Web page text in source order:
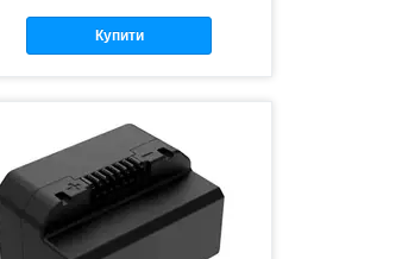
Купити